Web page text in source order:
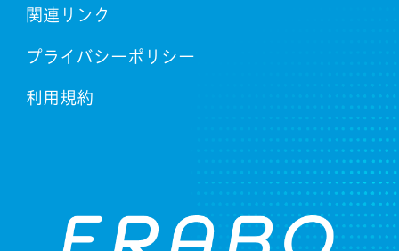
関連リンク
プライバシーポリシー
利用規約